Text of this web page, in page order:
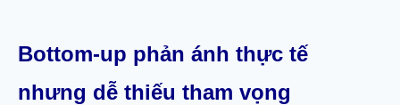
Bottom-up phản ánh thực tế
nhưng dễ thiếu tham vọng